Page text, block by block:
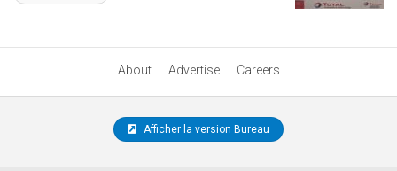
About Advertise Careers
Afficher la version Bureau